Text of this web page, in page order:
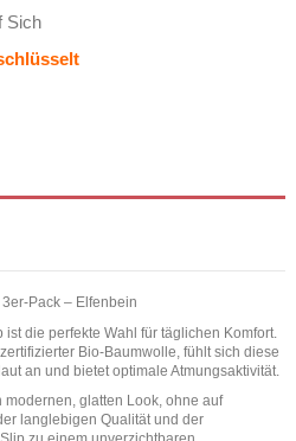
Sich
Pack – Elfenbein
die perfekte Wahl für täglichen Komfort.
Bio-Baumwolle, fühlt sich diese
an und bietet optimale Atmungsaktivität.
glatten Look, ohne auf
langlebigen Qualität und der